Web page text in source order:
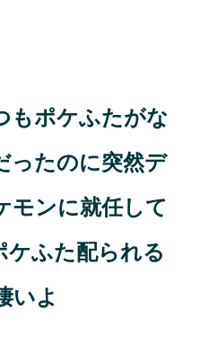
もポケふたがな
ったのに突然デ
モンに就任して
ケふた配られる
いよ